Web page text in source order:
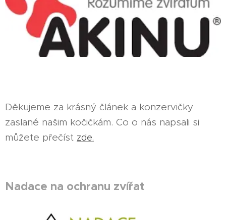
Děkujeme za krásný článek a konzervičky
zaslané našim kočičkám. Co o nás napsali si
můžete přečíst zde.
Nadace na ochranu zvířat